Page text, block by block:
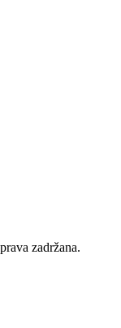
zadržana.